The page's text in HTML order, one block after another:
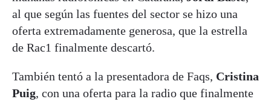
al que según las fuentes del sector se hizo una
oferta extremadamente generosa, que la estrella
de Rac1 finalmente descartó.
También tentó a la presentadora de Faqs, Cristina
Puig, con una oferta para la radio que finalmente